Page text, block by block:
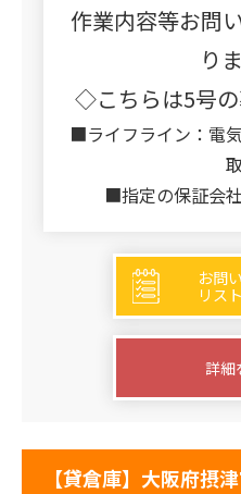
作業内容等お問
り
◇こちらは5号
■ライフライン：電
■指定の保証会
お問
リス
詳細
【貸倉庫】大阪府摂